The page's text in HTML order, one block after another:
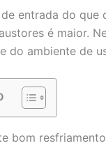
entrada do
é maior.
do ambiente de
bom